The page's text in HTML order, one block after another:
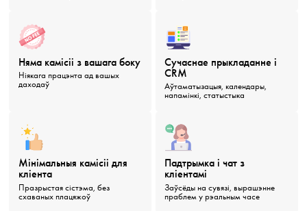
Няма камісіі з вашага боку
Ніякага працэнта ад вашых
даходаў
Сучаснае прыкладанне і
CRM
Аўтаматызацыя, календары,
напамінкі, статыстыка
Мінімальныя камісіі для
кліента
Празрыстая сістэма, без
схаваных плацяжоў
Падтрымка і чат з
кліентамі
Заўсёды на сувязі, вырашэнне
праблем у рэальным часе